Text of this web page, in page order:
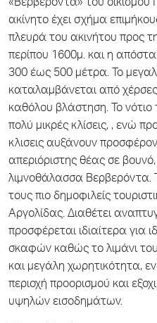
«Βερβερόντα» του οικισμού
ακίνητο έχει σχήμα
πλευρά του ακινήτου προς
περίπου 1600μ. και η
300 έως 500 μέτρα. Το
καταλαμβάνεται από
καθόλου βλάστηση. Το νότιο
πολύ μικρές κλίσεις, , ενώ
κλισεις αυξάνουν
απεριόριστης θέας σε
λιμνοθάλασσα Βερβερόντα.
τους πιο δημοφιλείς
Αργολίδας. Διαθέτει
προσφέρεται ιδιαίτερα για
σκαφών καθώς το λιμάνι
και μεγάλη χωρητικότητα,
περιοχή προορισμού και
υψηλών εισοδημάτων.